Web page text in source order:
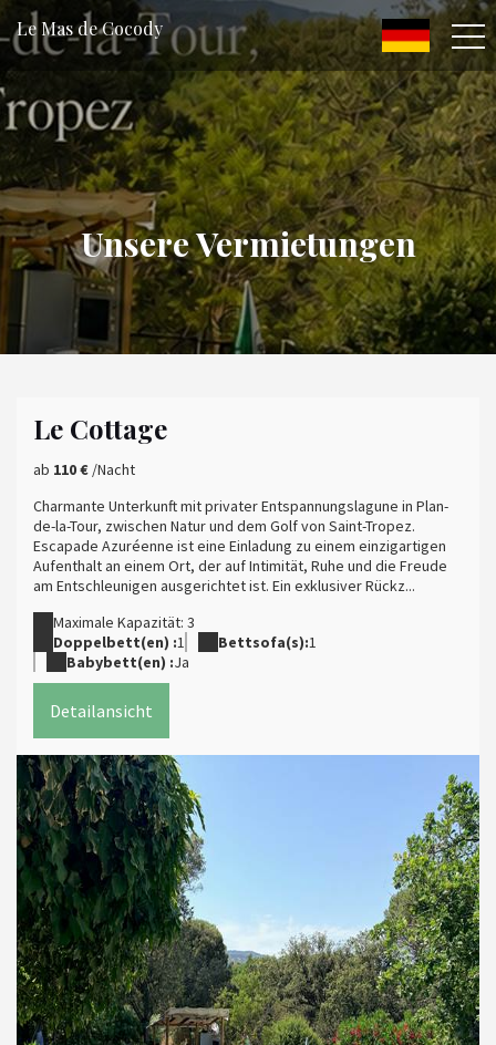
Le Mas de Cocody
Unsere Vermietungen
Le Cottage
ab 110 € /Nacht
Charmante Unterkunft mit privater Entspannungslagune in Plan-
de-la-Tour, zwischen Natur und dem Golf von Saint-Tropez.
Escapade Azuréenne ist eine Einladung zu einem einzigartigen
Aufenthalt an einem Ort, der auf Intimität, Ruhe und die Freude
am Entschleunigen ausgerichtet ist. Ein exklusiver Rückz...
Maximale Kapazität: 3
Doppelbett(en) :1 Bettsofa(s):1
Babybett(en) :Ja
Detailansicht